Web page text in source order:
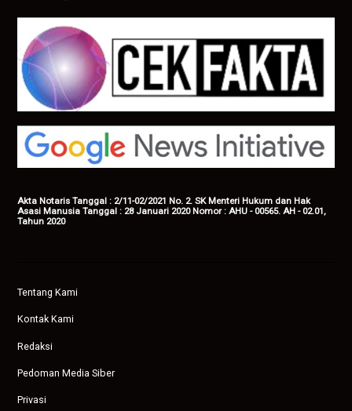
Akta Notaris Tanggal : 2/11-02/2021 No. 2. SK Menteri Hukum dan Hak
Asasi Manusia Tanggal : 28 Januari 2020 Nomor : AHU - 00565. AH - 02.01,
Tahun 2020
Tentang Kami
Kontak Kami
Redaksi
Pedoman Media Siber
Privasi